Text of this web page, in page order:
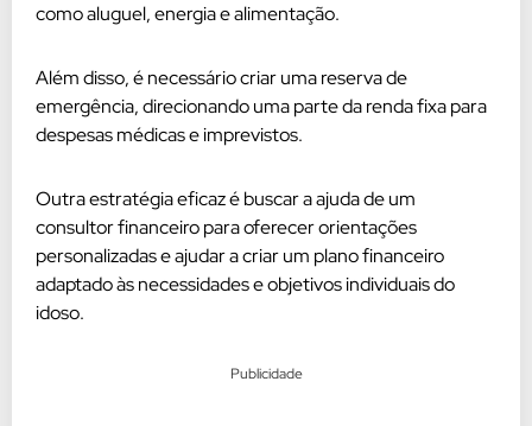
como aluguel, energia e alimentação.
Além disso, é necessário criar uma reserva de
emergência, direcionando uma parte da renda fixa para
despesas médicas e imprevistos.
Outra estratégia eficaz é buscar a ajuda de um
consultor financeiro para oferecer orientações
personalizadas e ajudar a criar um plano financeiro
adaptado às necessidades e objetivos individuais do
idoso.
Publicidade